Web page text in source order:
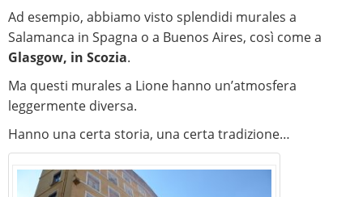
Ad esempio, abbiamo visto splendidi murales a
Salamanca in Spagna o a Buenos Aires, così come a
Glasgow, in Scozia.
Ma questi murales a Lione hanno un’atmosfera
leggermente diversa.
Hanno una certa storia, una certa tradizione…